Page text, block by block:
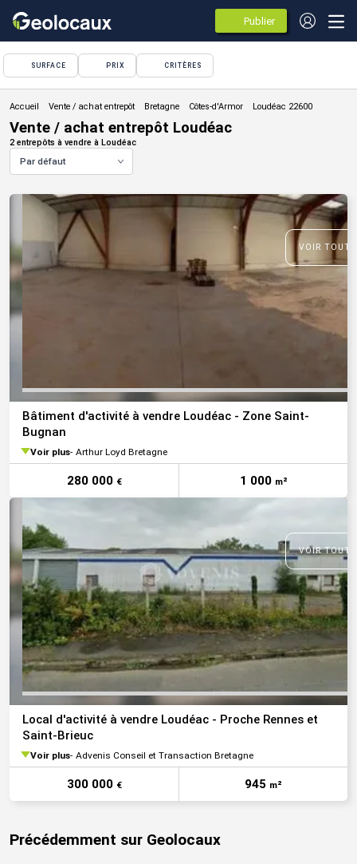
Publier
des
annonces
SURFACE PRIX CRITÈRES
Vente / achat entrepôt
Vente / achat entrepôt Loudéac
2 entrepôts à vendre à Loudéac
Par défaut
VOIR
Bâtiment d'activité à vendre Loudéac - Zone Saint-
Bugnan
Voir plus Arthur Loyd Bretagne
280 000 € 1 000 m²
VOIR
Local d'activité à vendre Loudéac - Proche Rennes et
Saint-Brieuc
Voir plus Advenis Conseil et Transaction Bretagne
300 000 € 945 m²
Précédemment sur Geolocaux